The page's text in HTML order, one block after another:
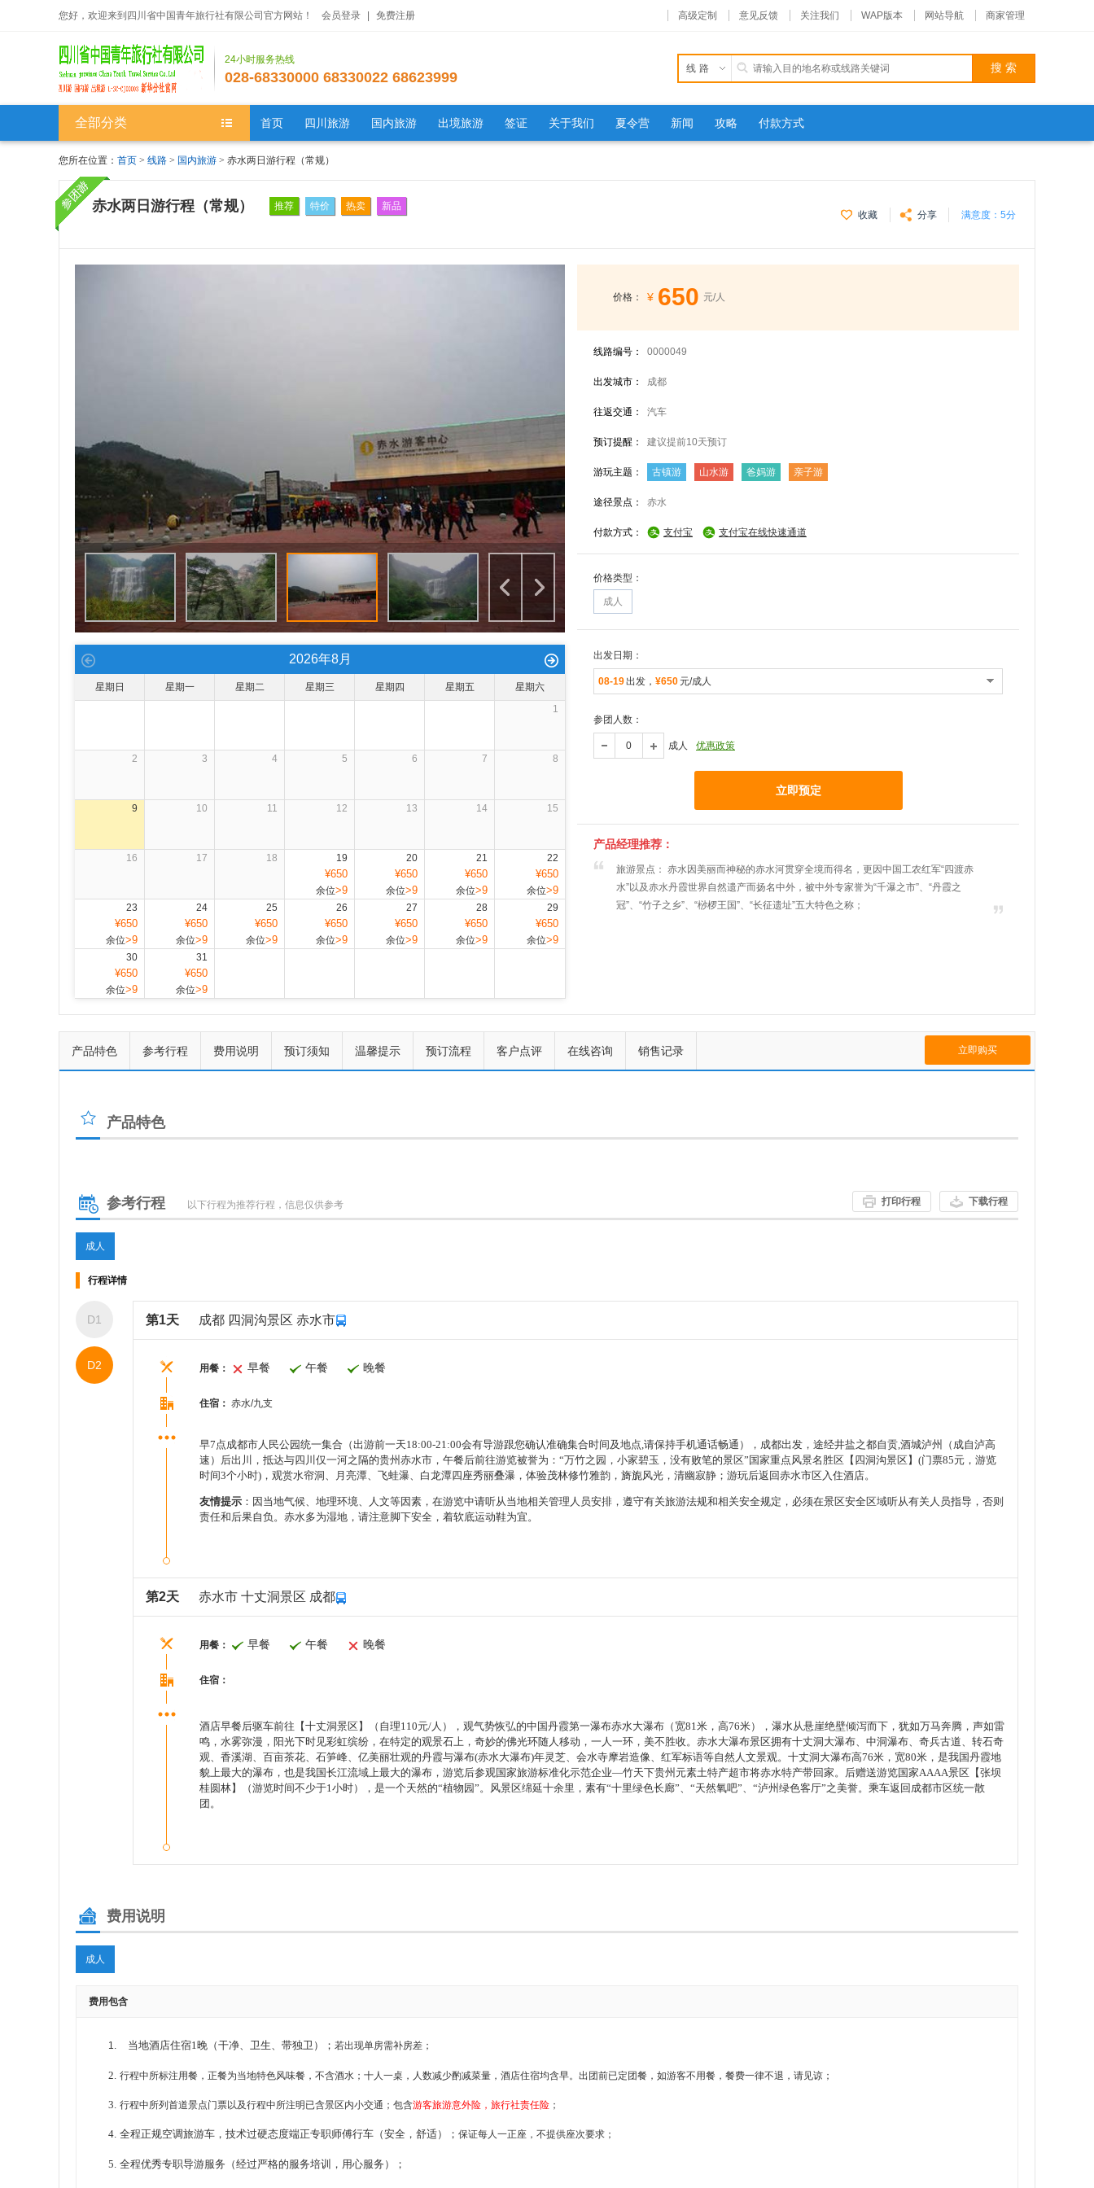
您好，欢迎来到四川省中国青年旅行社有限公司官方网站！ 会员登录 免费注册 高级定制 意见反馈 关注我们 WAP版本 网站导航 商家管理
24小时服务热线
028-68330000 68330022 68623999
线路
全部分类 首页 四川旅游 国内旅游 出境旅游 签证 关于我们 夏令营 新闻 攻略 付款方式
您所在位置： 首页 > 线路 > 国内旅游 > 赤水两日游行程（常规）
赤水两日游行程（常规） 推荐 特价 热卖 新品
收藏 分享 满意度： 5分
上一个 下一个
2026年8月
星期日 星期一 星期二 星期三 星期四 星期五
星期六
1
2 3 4 5 6 7 8
9 10 11 12 13 14 15
16 17 18 19
¥650
余位>9
20
¥650
余位>9
21
¥650
余位>9
22
¥650
余位>9
23
¥650
余位>9
24
¥650
余位>9
25
¥650
余位>9
26
¥650
余位>9
27
¥650
余位>9
28
¥650
余位>9
29
¥650
余位>9
30
¥650
余位>9
31
¥650
余位>9
价格： ¥ 650 元/人
线路编号： 0000049
出发城市： 成都
往返交通： 汽车
预订提醒： 建议提前10天预订
游玩主题： 古镇游 山水游 爸妈游 亲子游
途径景点： 赤水
付款方式： 支付宝 支付宝在线快速通道
价格类型：
成人
出发日期：
08-19出发， ¥650元/成人
参团人数：
成人 优惠政策
立即预定
产品经理推荐：
旅游景点： 赤水因美丽而神秘的赤水河贯穿全境而得名，更因中国工农红军“四渡赤
水”以及赤水丹霞世界自然遗产而扬名中外，被中外专家誉为“千瀑之市”、“丹霞之
冠”、“竹子之乡”、“桫椤王国”、“长征遗址”五大特色之称；
立即购买
产品特色 参考行程 费用说明 预订须知 温馨提示 预订流程 客户点评 在线咨询 销售记录
产品特色
打印行程 下载行程
参考行程 以下行程为推荐行程，信息仅供参考
成人
行程详情
D1
D2
第1天 成都 四洞沟景区 赤水市
用餐： 早餐 午餐 晚餐
住宿： 赤水/九支
早7点成都市人民公园统一集合（出游前一天18:00-21:00会有导游跟您确认准确集合时间及地点,请保持手机通话畅通），成都出发，途经井盐之都自贡,酒城泸州（成自泸高
速）后出川，抵达与四川仅一河之隔的贵州赤水市，午餐后前往游览被誉为：“万竹之园，小家碧玉，没有败笔的景区”国家重点风景名胜区【四洞沟景区】(门票85元，游览
时间3个小时)，观赏水帘洞、月亮潭、飞蛙瀑、白龙潭四座秀丽叠瀑，体验茂林修竹雅韵，旖旎风光，清幽寂静；游玩后返回赤水市区入住酒店。
友情提示 ：因当地气候、地理环境、人文等因素，在游览中请听从当地相关管理人员安排，遵守有关旅游法规和相关安全规定，必须在景区安全区域听从有关人员指导，否则
责任和后果自负。赤水多为湿地，请注意脚下安全，着软底运动鞋为宜。
第2天 赤水市 十丈洞景区 成都
用餐： 早餐 午餐 晚餐
住宿：
酒店早餐后驱车前往【十丈洞景区】（自理110元/人），观气势恢弘的中国丹霞第一瀑布赤水大瀑布（宽81米，高76米），瀑水从悬崖绝壁倾泻而下，犹如万马奔腾，声如雷
鸣，水雾弥漫，阳光下时见彩虹缤纷，在特定的观景石上，奇妙的佛光环随人移动，一人一环，美不胜收。赤水大瀑布景区拥有十丈洞大瀑布、中洞瀑布、奇兵古道、转石奇
观、香溪湖、百亩茶花、石笋峰、亿美丽壮观的丹霞与瀑布(赤水大瀑布)年灵芝、会水寺摩岩造像、红军标语等自然人文景观。十丈洞大瀑布高76米，宽80米，是我国丹霞地
貌上最大的瀑布，也是我国长江流域上最大的瀑布，游览后参观国家旅游标准化示范企业—竹天下贵州元素土特产超市将赤水特产带回家。后赠送游览国家AAAA景区【张坝
桂圆林】（游览时间不少于1小时），是一个天然的“植物园”。风景区绵延十余里，素有“十里绿色长廊”、“天然氧吧”、“泸州绿色客厅”之美誉。乘车返回成都市区统一散
团。
费用说明
成人
费用包含
1. 当地酒店住宿1晚（干净、卫生、带独卫）； 若出现单房需补房差；
2. 行程中所标注用餐，正餐为当地特色风味餐，不含酒水；十人一桌，人数减少酌减菜量，酒店住宿均含早。 出团前已定团餐， 如游客不用餐，餐费一律不退，请见谅；
3. 行程中所列首道景点门票以及行程中所注明已含景区内小交通； 包含游客旅游意外险，旅行社责任险 ；
4. 全程正规空调旅游车，技术过硬态度端正专职师傅行车（安全，舒适） ； 保证每人一正座，不提供座次要求；
5. 全程优秀专职导游服务（经过严格的服务培训，用心服务） ；